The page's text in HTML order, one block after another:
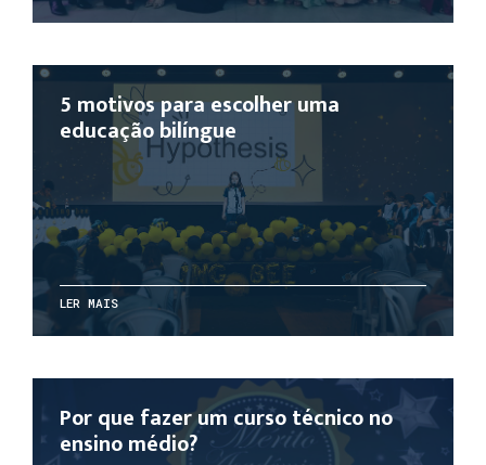
5 motivos para escolher uma
educação bilíngue
LER MAIS
Por que fazer um curso técnico no
ensino médio?